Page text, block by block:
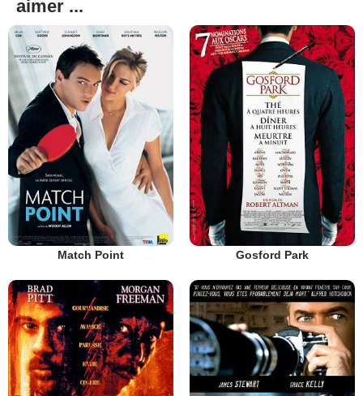
aimer ...
Match Point Gosford Park